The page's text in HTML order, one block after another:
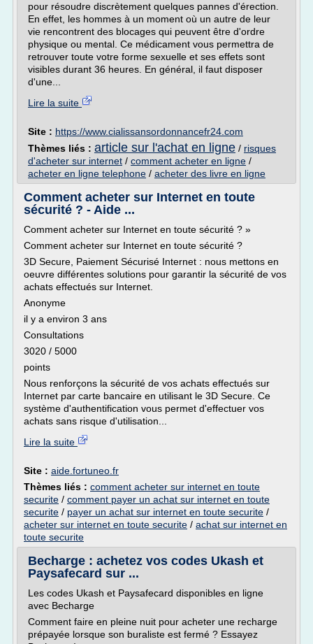
pour résoudre discrètement quelques pannes d'érection.
En effet, les hommes à un moment où un autre de leur
vie rencontrent des blocages qui peuvent être d'ordre
physique ou mental. Ce médicament vous permettra de
retrouver toute votre forme sexuelle et ses effets sont
visibles durant 36 heures. En général, il faut disposer
d'une...
Lire la suite
Site : https://www.cialissansordonnancefr24.com
Thèmes liés : article sur l'achat en ligne / risques
d'acheter sur internet / comment acheter en ligne /
acheter en ligne telephone / acheter des livre en ligne
Comment acheter sur Internet en toute
sécurité ? - Aide ...
Comment acheter sur Internet en toute sécurité ? »
Comment acheter sur Internet en toute sécurité ?
3D Secure, Paiement Sécurisé Internet : nous mettons en
oeuvre différentes solutions pour garantir la sécurité de vos
achats effectués sur Internet.
Anonyme
il y a environ 3 ans
Consultations
3020 / 5000
points
Nous renforçons la sécurité de vos achats effectués sur
Internet par carte bancaire en utilisant le 3D Secure. Ce
système d'authentification vous permet d'effectuer vos
achats sans risque d'utilisation...
Lire la suite
Site : aide.fortuneo.fr
Thèmes liés : comment acheter sur internet en toute
securite / comment payer un achat sur internet en toute
securite / payer un achat sur internet en toute securite /
acheter sur internet en toute securite / achat sur internet en
toute securite
Becharge : achetez vos codes Ukash et
Paysafecard sur ...
Les codes Ukash et Paysafecard disponibles en ligne
avec Becharge
Comment faire en pleine nuit pour acheter une recharge
prépayée lorsque son buraliste est fermé ? Essayez